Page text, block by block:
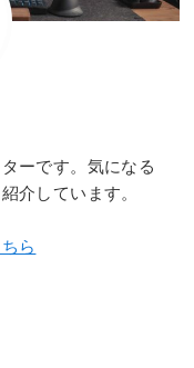
ーです。気になる
介しています。
ら